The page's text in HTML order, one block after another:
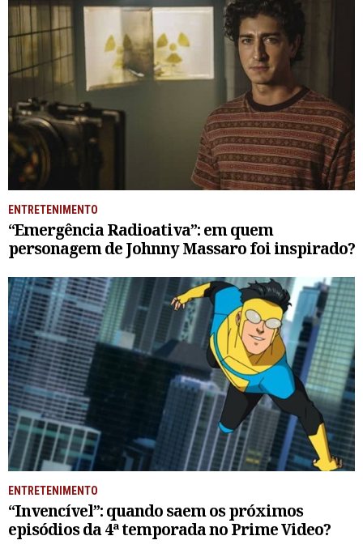
ENTRETENIMENTO
“Emergência Radioativa”: em quem
personagem de Johnny Massaro foi inspirado?
ENTRETENIMENTO
“Invencível”: quando saem os próximos
episódios da 4ª temporada no Prime Video?